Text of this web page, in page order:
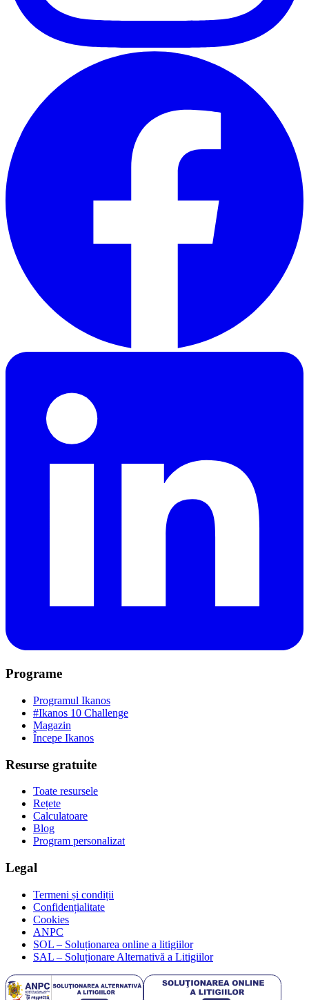
Programe
Programul Ikanos
#Ikanos 10 Challenge
Magazin
Începe Ikanos
Resurse gratuite
Toate resursele
Rețete
Calculatoare
Blog
Program personalizat
Legal
Termeni și condiții
Confidențialitate
Cookies
ANPC
SOL – Soluționarea online a litigiilor
SAL – Soluționare Alternativă a Litigiilor